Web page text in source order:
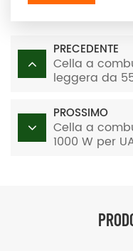
PRECEDENTE
Cella a
leggera da
PROSSIMO
Cella a
1000 W per